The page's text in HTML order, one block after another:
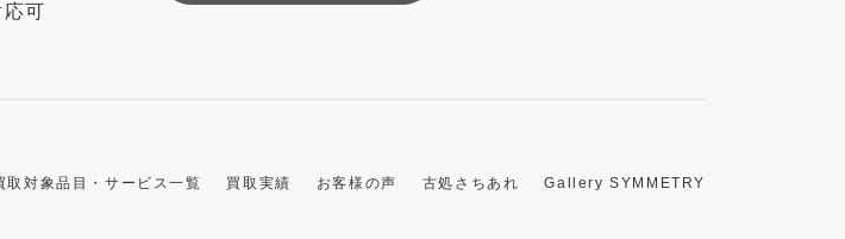
可
取対象品目・サービス一覧 買取実績 お客様の声 古処さちあれ Gallery SYMMETRY